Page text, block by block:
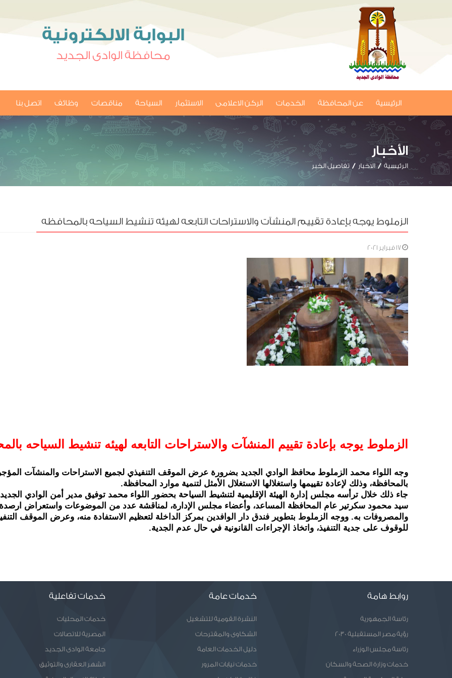
البوابة الالكترونية
محافظة الوادى الجديد
الرئيسية عن المحافظة الخدمات الركن الاعلامى الاستثمار السياحة مناقصات وظائف اتصل بنا
الأخبار
الرئيسية الاخبار تفاصيل الخبر
الزملوط يوجه بإعادة تقييم المنشآت والاستراحات التابعه لهيئه تنشيط السياحه بالمحافظه
الزملوط يوجه بإعادة تقييم المنشآت والاستراحات التابعه لهيئه تنشيط السياحه
بالمحافظة، وذلك لإعادة تقييمها واستغلالها الاستغلال الأمثل لتنمية موارد المحافظة.
والمصروفات به.
للوقوف على جدية التنفيذ، واتخاذ الإجراءات القانونية في حال عدم الجدية.
روابط هامة
رئاسة الجمهورية
رؤية مصر المستقبلية 2030
رئاسة مجلس الوزراء
خدمات وزارة الصحة والسكان
خدمات عامة
النشرة القومية للتشغيل
الشكاوى والمقترحات
دليل الخدمات العامة
خدمات نيابات المرور
خدمات تفاعلية
خدمات المحليات
المصرية للاتصالات
جامعة الوادى الجديد
الشهر العقارى والتوثيق